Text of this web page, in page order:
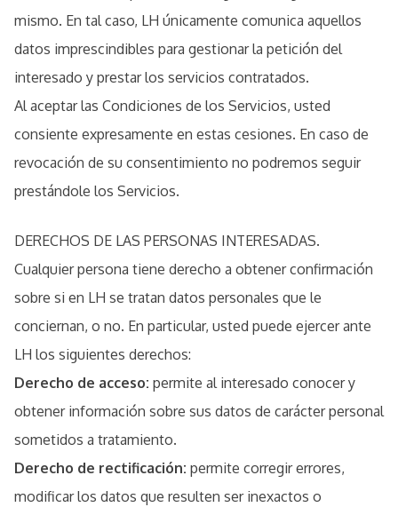
mismo. En tal caso, LH únicamente comunica aquellos
datos imprescindibles para gestionar la petición del
interesado y prestar los servicios contratados.
Al aceptar las Condiciones de los Servicios, usted
consiente expresamente en estas cesiones. En caso de
revocación de su consentimiento no podremos seguir
prestándole los Servicios.
DERECHOS DE LAS PERSONAS INTERESADAS.
Cualquier persona tiene derecho a obtener confirmación
sobre si en LH se tratan datos personales que le
conciernan, o no. En particular, usted puede ejercer ante
LH los siguientes derechos:
Derecho de acceso: permite al interesado conocer y
obtener información sobre sus datos de carácter personal
sometidos a tratamiento.
Derecho de rectificación: permite corregir errores,
modificar los datos que resulten ser inexactos o